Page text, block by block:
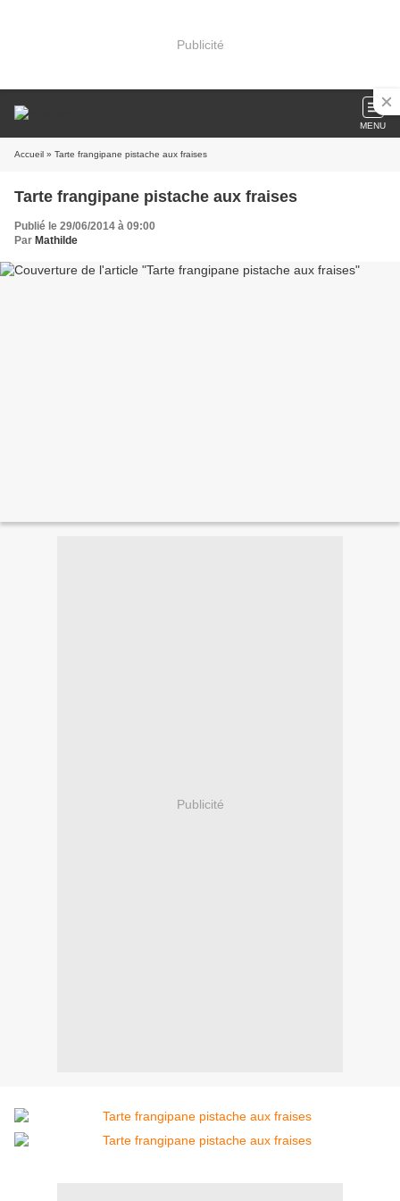
Publicité
MENU
Accueil » Tarte frangipane pistache aux fraises
Tarte frangipane pistache aux fraises
Publié le 29/06/2014 à 09:00
Par Mathilde
Publicité